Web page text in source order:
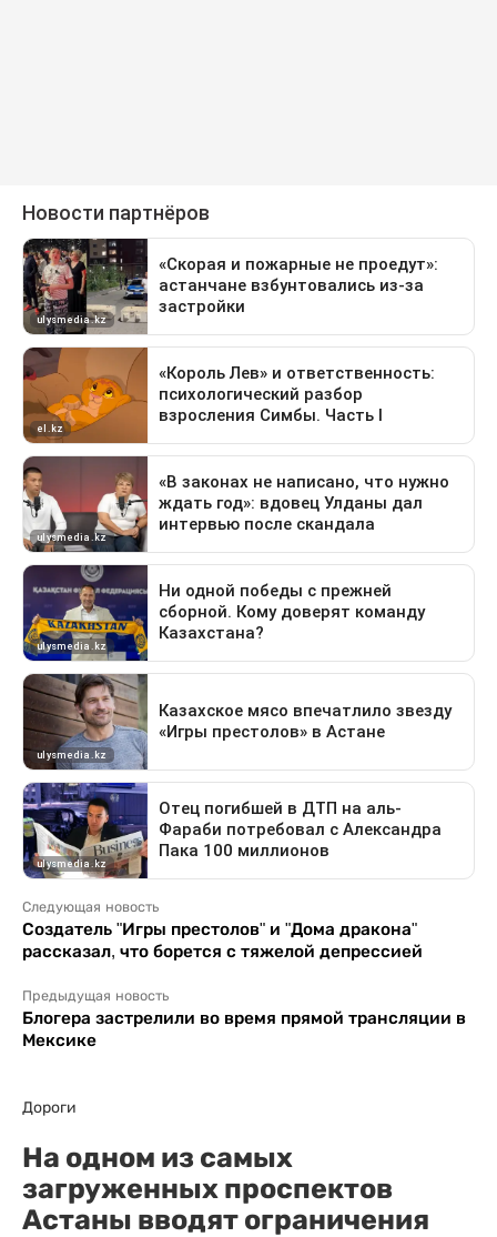
Следующая новость
Создатель "Игры престолов" и "Дома дракона"
рассказал, что борется с тяжелой депрессией
Предыдущая новость
Блогера застрелили во время прямой трансляции в
Мексике
Дороги
На одном из самых
загруженных проспектов
Астаны вводят ограничения